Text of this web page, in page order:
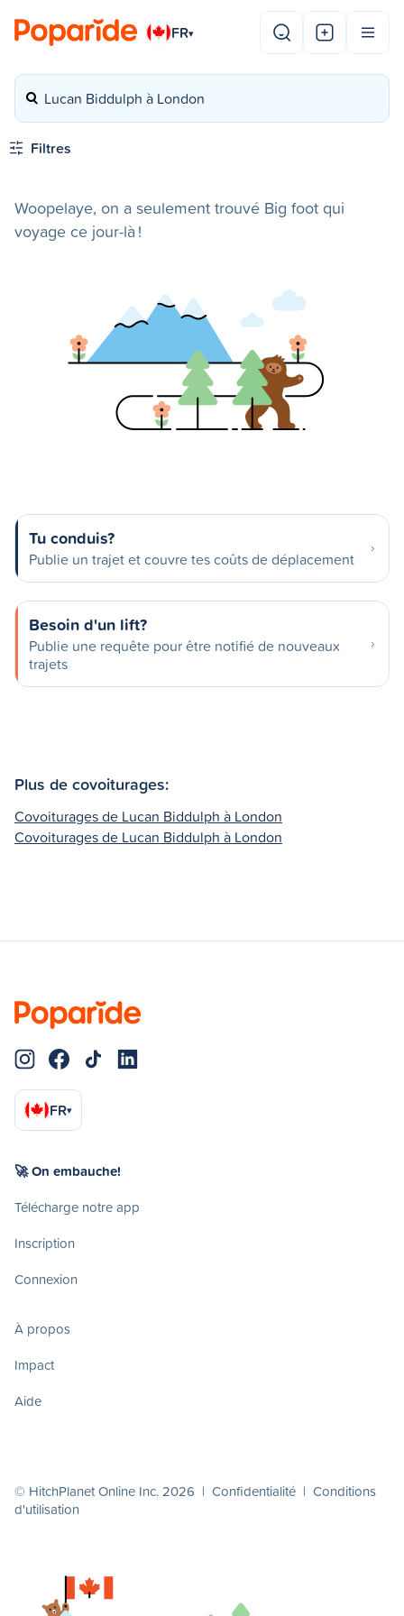
FR▾
Lucan Biddulph à London
Filtres
Woopelaye, on a seulement trouvé Big foot qui
voyage ce jour-là !
Tu conduis?
Publie un trajet et couvre tes coûts de déplacement
Besoin d'un lift?
Publie une requête pour être notifié de nouveaux
trajets
Plus de covoiturages:
Covoiturages de Lucan Biddulph à London
Covoiturages de Lucan Biddulph à London
FR▾
🚀 On embauche!
Télécharge notre app
Inscription
Connexion
À propos
Impact
Aide
© HitchPlanet Online Inc. 2026 | Confidentialité | Conditions
d'utilisation